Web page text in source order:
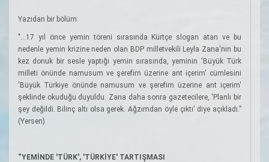
Yazıdan bir bölüm:
"…17 yıl önce yemin töreni sırasında Kürtçe slogan atan ve bu
nedenle yemin krizine neden olan BDP milletvekili Leyla Zana'nın bu
kez donuk bir sesle yaptığı yemin sırasında, yeminin 'Büyük Türk
milleti önünde namusum ve şerefim üzerine ant içerim' cümlesini
'Büyük Türkiye önünde namusum ve şerefim üzerine ant içerim'
şeklinde okuduğu duyuldu. Zana daha sonra gazetecilere, 'Planlı bir
şey değildi. Bilinç altı olsa gerek. Ağzımdan öyle çıktı' diye açıkladı.”
(Yersen)
“YEMİNDE 'TÜRK', 'TÜRKİYE' TARTIŞMASI